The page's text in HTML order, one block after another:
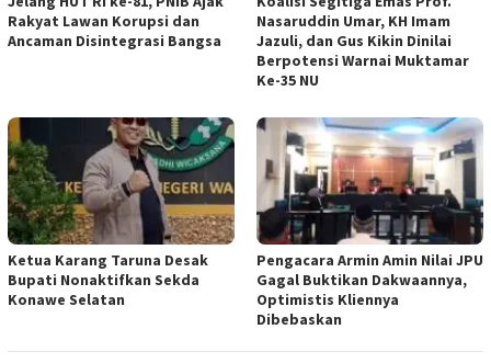
Rakyat Lawan Korupsi dan
Ancaman Disintegrasi Bangsa
Nasaruddin Umar, KH Imam
Jazuli, dan Gus Kikin Dinilai
Berpotensi Warnai Muktamar
Ke-35 NU
Ketua ‎Karang Taruna Desak
Bupati Nonaktifkan Sekda
Konawe Selatan
‎Pengacara Armin Amin Nilai JPU
Gagal Buktikan Dakwaannya,
Optimistis Kliennya
Dibebaskan